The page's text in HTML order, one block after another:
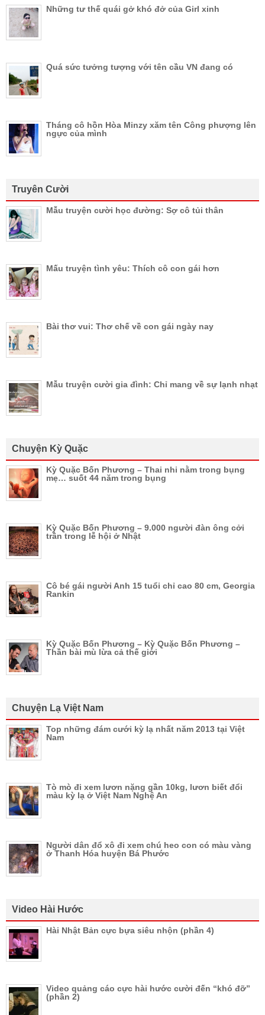
Những tư thế quái gở khó đở của Girl xinh
Quá sức tưởng tượng với tên cầu VN đang có
Tháng cô hồn Hòa Minzy xăm tên Công phượng lên
ngực của mình
Truyên Cười
Mẫu truyện cười học đường: Sợ cô tủi thân
Mấu truyện tình yêu: Thích cô con gái hơn
Bài thơ vui: Thơ chế về con gái ngày nay
Mẫu truyện cười gia đình: Chỉ mang về sự lạnh nhạt
Chuyện Kỳ Quặc
Kỳ Quặc Bốn Phương – Thai nhi nằm trong bụng
mẹ… suốt 44 năm trong bụng
Kỳ Quặc Bốn Phương – 9.000 người đàn ông cởi
trần trong lễ hội ở Nhật
Cô bé gái người Anh 15 tuổi chỉ cao 80 cm, Georgia
Rankin
Kỳ Quặc Bốn Phương – Kỳ Quặc Bốn Phương –
Thần bài mù lừa cả thế giới
Chuyện Lạ Việt Nam
Top những đám cưới kỳ lạ nhất năm 2013 tại Việt
Nam
Tò mò đi xem lươn nặng gần 10kg, lươn biết đổi
màu kỳ lạ ở Việt Nam Nghệ An
Người dân đổ xô đi xem chú heo con có màu vàng
ở Thanh Hóa huyện Bá Phước
Video Hài Hước
Hài Nhật Bản cực bựa siêu nhộn (phần 4)
Video quảng cáo cực hài hước cười đến “khó đỡ”
(phần 2)